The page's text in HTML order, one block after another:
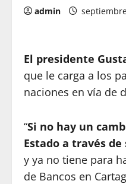
admin
El presidente
que le carga a los
naciones en vía de
“Si no hay un
Estado a través
y ya no tiene para
de Bancos en